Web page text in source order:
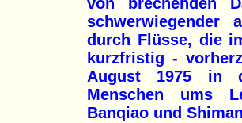
schwerwiegender
durch Flüsse, die
kurzfristig -
August 1975 in
Menschen ums
Banqiao und